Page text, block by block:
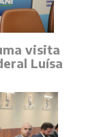
visita
Luísa